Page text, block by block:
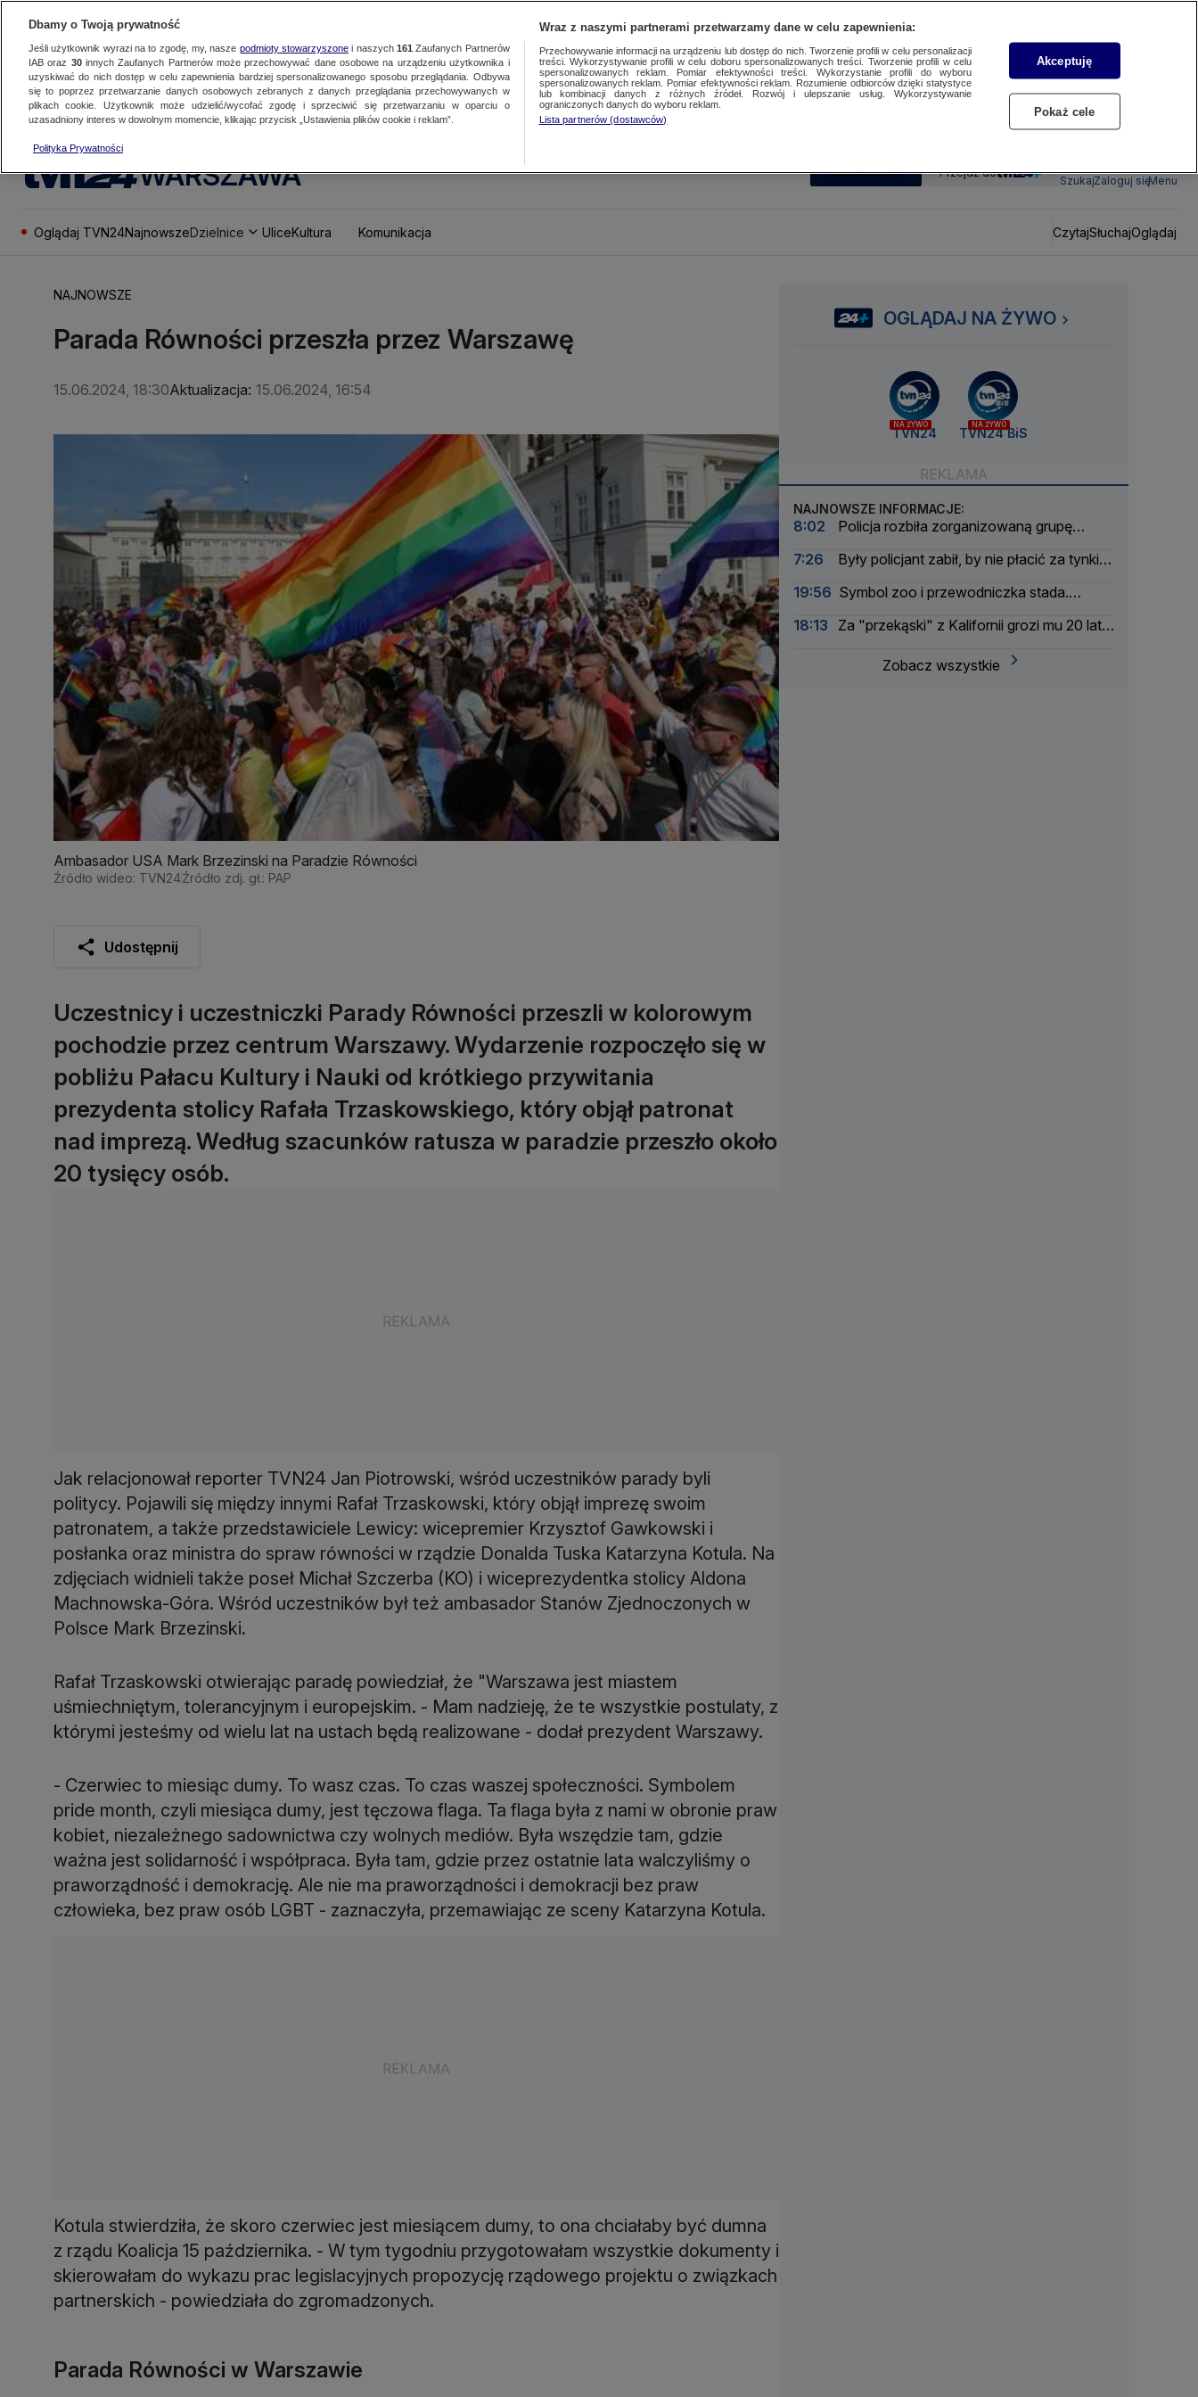
WARSZAWA SUBSKRYBUJ Przejdź do
SzukajZaloguj sięMenu
Oglądaj TVN24NajnowszeDzielnice UliceKultura Komunikacja CzytajSłuchajOglądaj
NAJNOWSZE
Parada Równości przeszła przez Warszawę
15.06.2024, 18:30Aktualizacja: 15.06.2024, 16:54
Ambasador USA Mark Brzezinski na Paradzie Równości
Źródło wideo: TVN24Źródło zdj. gł.: PAP
Udostępnij
Uczestnicy i uczestniczki Parady Równości przeszli w kolorowym
pochodzie przez centrum Warszawy. Wydarzenie rozpoczęło się w
pobliżu Pałacu Kultury i Nauki od krótkiego przywitania
prezydenta stolicy Rafała Trzaskowskiego, który objął patronat
nad imprezą. Według szacunków ratusza w paradzie przeszło około
20 tysięcy osób.
Jak relacjonował reporter TVN24 Jan Piotrowski, wśród uczestników parady byli
politycy. Pojawili się między innymi Rafał Trzaskowski, który objął imprezę swoim
patronatem, a także przedstawiciele Lewicy: wicepremier Krzysztof Gawkowski i
posłanka oraz ministra do spraw równości w rządzie Donalda Tuska Katarzyna Kotula. Na
zdjęciach widnieli także poseł Michał Szczerba (KO) i wiceprezydentka stolicy Aldona
Machnowska-Góra. Wśród uczestników był też ambasador Stanów Zjednoczonych w
Polsce Mark Brzezinski.
Rafał Trzaskowski otwierając paradę powiedział, że "Warszawa jest miastem
uśmiechniętym, tolerancyjnym i europejskim. - Mam nadzieję, że te wszystkie postulaty, z
którymi jesteśmy od wielu lat na ustach będą realizowane - dodał prezydent Warszawy.
- Czerwiec to miesiąc dumy. To wasz czas. To czas waszej społeczności. Symbolem
pride month, czyli miesiąca dumy, jest tęczowa flaga. Ta flaga była z nami w obronie praw
kobiet, niezależnego sadownictwa czy wolnych mediów. Była wszędzie tam, gdzie
ważna jest solidarność i współpraca. Była tam, gdzie przez ostatnie lata walczyliśmy o
praworządność i demokrację. Ale nie ma praworządności i demokracji bez praw
człowieka, bez praw osób LGBT - zaznaczyła, przemawiając ze sceny Katarzyna Kotula.
Kotula stwierdziła, że skoro czerwiec jest miesiącem dumy, to ona chciałaby być dumna
z rządu Koalicja 15 października. - W tym tygodniu przygotowałam wszystkie dokumenty i
skierowałam do wykazu prac legislacyjnych propozycję rządowego projektu o związkach
partnerskich - powiedziała do zgromadzonych.
Parada Równości w Warszawie
OGLĄDAJ NA ŻYWO
NA ŻYWO
TVN24
NA ŻYWO
TVN24 BiS
NAJNOWSZE INFORMACJE:
8:02
Policja rozbiła zorganizowaną grupę
7:26
Były policjant zabił, by nie płacić za tynki.
19:56 Symbol zoo i przewodniczka stada.
18:13
Za "przekąski" z Kalifornii grozi mu 20 lat
Zobacz wszystkie
Dbamy o Twoją prywatność
Jeśli użytkownik wyrazi na to zgodę, my, nasze podmioty stowarzyszonei naszych 161 Zaufanych Partnerów
IAB oraz 30innych Zaufanych Partnerów może przechowywać dane osobowe na urządzeniu użytkownika i
uzyskiwać do nich dostęp w celu zapewnienia bardziej spersonalizowanego sposobu przeglądania. Odbywa
się to poprzez przetwarzanie danych osobowych zebranych z danych przeglądania przechowywanych w
plikach cookie. Użytkownik może udzielić/wycofać zgodę i sprzeciwić się przetwarzaniu w oparciu o
uzasadniony interes w dowolnym momencie, klikając przycisk „Ustawienia plików cookie i reklam”.
Polityka Prywatności
Wraz z naszymi partnerami przetwarzamy dane w celu zapewnienia:
Przechowywanie informacji na urządzeniu lub dostęp do nich. Tworzenie profili w celu personalizacji
treści. Wykorzystywanie profili w celu doboru spersonalizowanych treści. Tworzenie profili w celu
spersonalizowanych reklam. Pomiar efektywności treści. Wykorzystanie profili do wyboru
spersonalizowanych reklam. Pomiar efektywności reklam. Rozumienie odbiorców dzięki statystyce
lub kombinacji danych z różnych źródeł. Rozwój i ulepszanie usług. Wykorzystywanie
ograniczonych danych do wyboru reklam.
Lista partnerów (dostawców)
Akceptuję
Pokaż cele